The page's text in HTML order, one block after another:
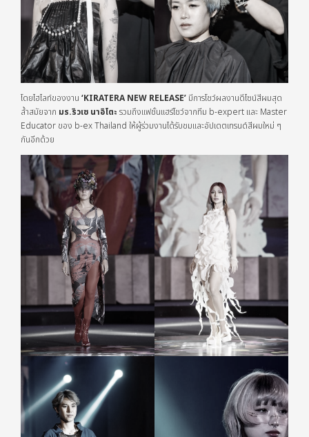
โดยไฮไลท์ของงาน ‘KIRATERA NEW RELEASE’ มีการโชว์ผลงานดีไซน์สีผมสุด
ล้ำสมัยจาก มร.ริวเซ นาอิโตะ รวมถึงแฟชั่นแฮร์โชว์จากทีม b-expert และ Master
Educator ของ b-ex Thailand ให้ผู้ร่วมงานได้รับชมและอัปเดตเทรนด์สีผมใหม่ ๆ
กันอีกด้วย